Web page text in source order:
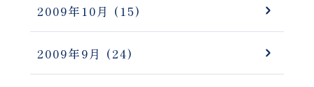
2009年10月 (15)
2009年9月 (24)